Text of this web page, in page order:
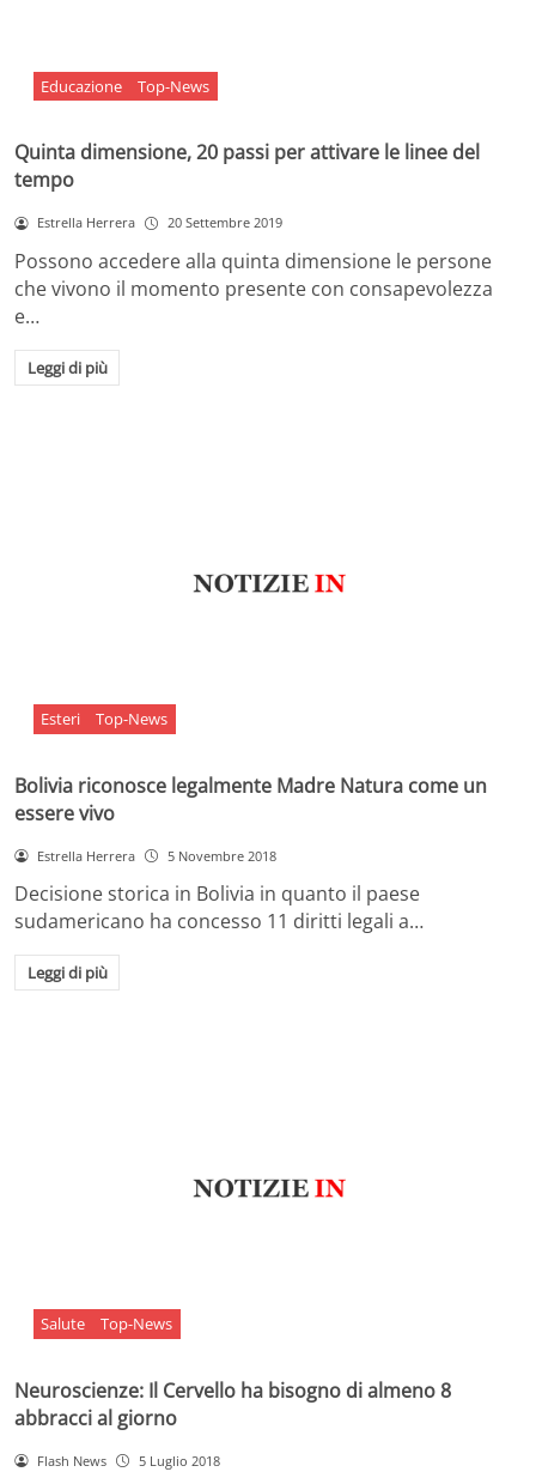
Educazione Top-News
Quinta dimensione, 20 passi per attivare le linee del
tempo
Estrella Herrera 20 Settembre 2019
Possono accedere alla quinta dimensione le persone
che vivono il momento presente con consapevolezza
e…
Leggi di più
Esteri Top-News
Bolivia riconosce legalmente Madre Natura come un
essere vivo
Estrella Herrera 5 Novembre 2018
Decisione storica in Bolivia in quanto il paese
sudamericano ha concesso 11 diritti legali a…
Leggi di più
Salute Top-News
Neuroscienze: Il Cervello ha bisogno di almeno 8
abbracci al giorno
Flash News 5 Luglio 2018